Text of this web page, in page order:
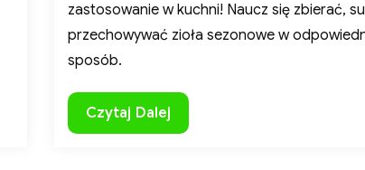
zastosowanie w kuchni! Naucz się zbierać,
przechowywać zioła sezonowe w odpowiedni
sposób.
Przewodnik
po
Czytaj Dalej
ZADBAJ O SIEBIE NATURALNIE!
Poznaj moje poradniki
i harmonii. W sklepie znajdziesz:
Zielarskie inspiracje